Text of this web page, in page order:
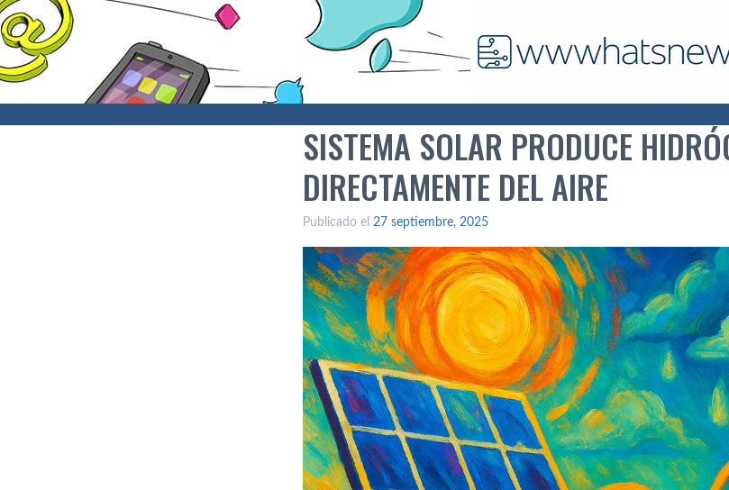
SISTEMA SOLAR PRODUCE
DIRECTAMENTE DEL AIRE
Publicado el 27 septiembre, 2025